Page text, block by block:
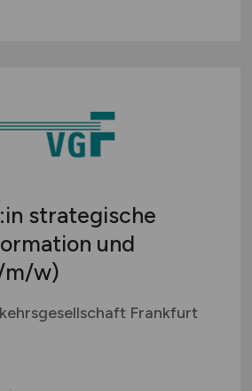
strategische
und
w)
Frankfurt